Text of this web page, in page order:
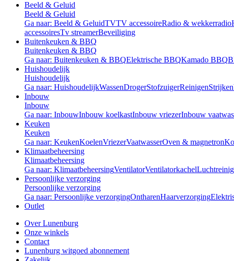
Beeld & Geluid
Beeld & Geluid
Ga naar: Beeld & GeluidTVTV accessoireRadio & wekkerradio
accessoiresTv streamerBeveiliging
Buitenkeuken & BBQ
Buitenkeuken & BBQ
Ga naar: Buitenkeuken & BBQElektrische BBQKamado BBQ
Huishoudelijk
Huishoudelijk
Ga naar: HuishoudelijkWassenDrogerStofzuigerReinigenStrijken
Inbouw
Inbouw
Ga naar: InbouwInbouw koelkastInbouw vriezerInbouw
Keuken
Keuken
Ga naar: KeukenKoelenVriezerVaatwasserOven & magnetron
Klimaatbeheersing
Klimaatbeheersing
Ga naar: KlimaatbeheersingVentilatorVentilatorkachel
Persoonlijke verzorging
Persoonlijke verzorging
Ga naar: Persoonlijke verzorgingOntharenHaarverzorging
Outlet
Over Lunenburg
Onze winkels
Contact
Lunenburg witgoed abonnement